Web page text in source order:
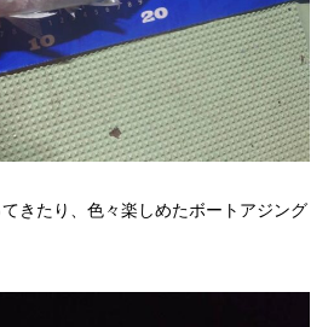
きたり、色々楽しめたボートアジング